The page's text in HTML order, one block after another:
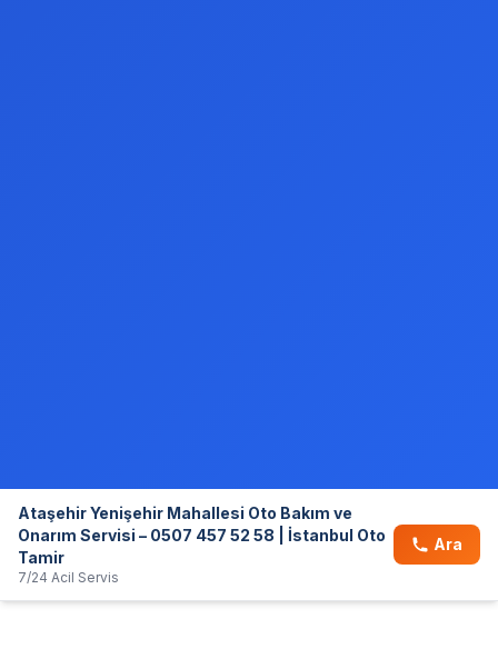
Ataşehir Yenişehir Mahallesi Oto Bakım ve
Onarım Servisi – 0507 457 52 58 | İstanbul Oto
Tamir
7/24 Acil Servis
Ara